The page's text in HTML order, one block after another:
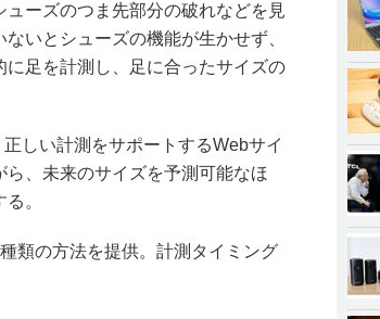
ーズのつま先部分の破れなどを見
いとシューズの機能が生かせず、
足を計測し、足に合ったサイズの
しい計測をサポートするWebサイ
ら、未来のサイズを予測可能なほ
。
類の方法を提供。計測タイミング